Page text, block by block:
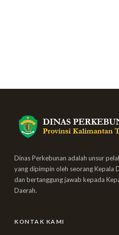
Dinas Perkebunan adalah unsur
yang dipimpin oleh seorang Kepala
dan bertanggung jawab kepada
Daerah.
KONTAK KAMI